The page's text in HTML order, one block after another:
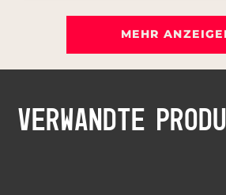
MEHR
VERWANDTE